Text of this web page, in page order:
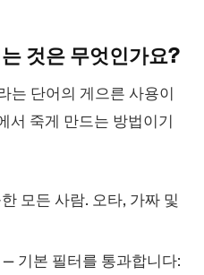
것은 무엇인가요?
는 단어의 게으른 사용이
서 죽게 만드는 방법이기
모든 사람. 오타, 가짜 및
— 기본 필터를 통과합니다: